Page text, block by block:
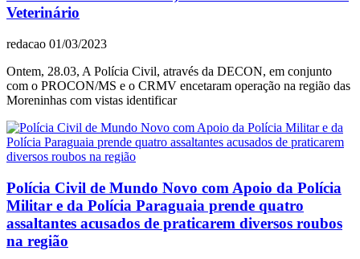
Veterinário
redacao 01/03/2023
Ontem, 28.03, A Polícia Civil, através da DECON, em conjunto
com o PROCON/MS e o CRMV encetaram operação na região das
Moreninhas com vistas identificar
Polícia Civil de Mundo Novo com Apoio da Polícia
Militar e da Polícia Paraguaia prende quatro
assaltantes acusados de praticarem diversos roubos
na região